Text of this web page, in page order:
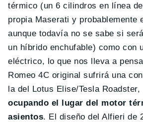
térmico (un 6 cilindros en línea
propia Maserati y probablemente
aunque todavía no se sabe si
un híbrido enchufable) como con
eléctrico, lo que nos lleva a
Romeo 4C original sufrirá una
la del Lotus Elise/Tesla Roadster,
ocupando el lugar del motor
asientos. El diseño del Alfieri de